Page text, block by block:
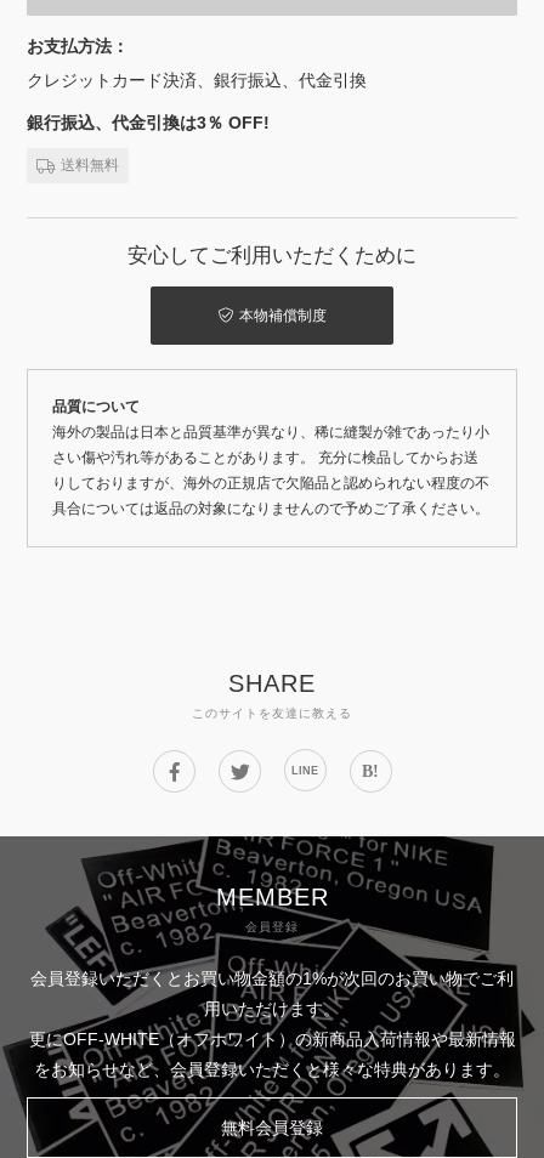
お支払方法：
クレジットカード決済、銀行振込、代金引換
銀行振込、代金引換は3％ OFF!
送料無料
安心してご利用いただくために
本物補償制度
品質について
海外の製品は日本と品質基準が異なり、稀に縫製が雑であったり小
さい傷や汚れ等があることがあります。 充分に検品してからお送
りしておりますが、海外の正規店で欠陥品と認められない程度の不
具合については返品の対象になりませんので予めご了承ください。
SHARE
このサイトを友達に教える
LINE B!
MEMBER
会員登録
会員登録いただくとお買い物金額の1%が次回のお買い物でご利
用いただけます。
更にOFF-WHITE（オフホワイト）の新商品入荷情報や最新情報
をお知らせなど、会員登録いただくと様々な特典があります。
無料会員登録